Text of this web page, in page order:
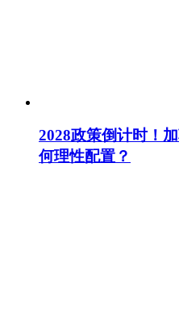
2028政策倒计时！
何理性配置？